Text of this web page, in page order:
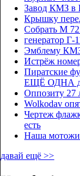
Завод КМЗ в
Крышку
Собрать М
генератор Г-
Эмблему
Истрёж
Пиратские
ЕЩЁ ОДНА
Оппозиту 27
Wolkodav
Чертеж
есть
Наша
давай ещё >>